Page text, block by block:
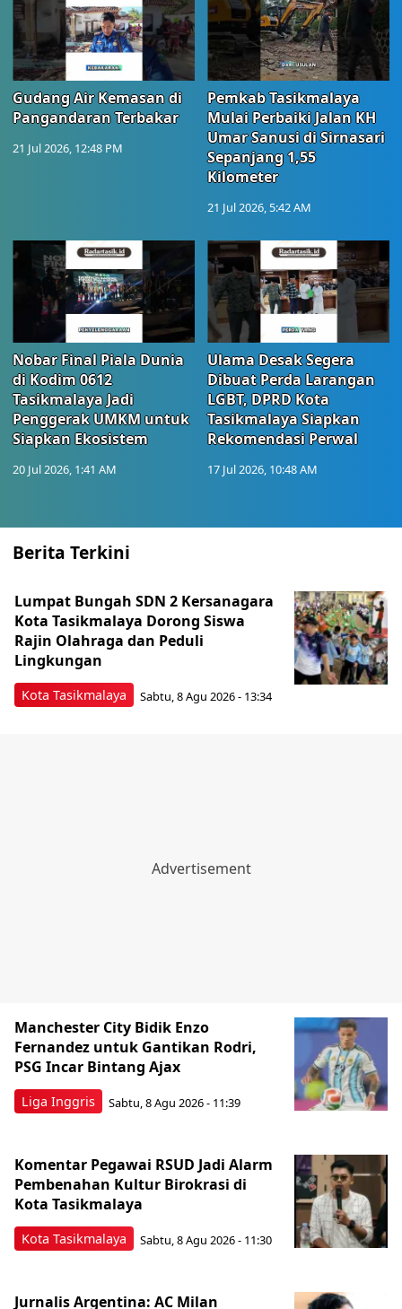
Gudang Air Kemasan di
Pangandaran Terbakar
21 Jul 2026, 12:48 PM
Pemkab Tasikmalaya
Mulai Perbaiki Jalan KH
Umar Sanusi di Sirnasari
Sepanjang 1,55
Kilometer
21 Jul 2026, 5:42 AM
Nobar Final Piala Dunia
di Kodim 0612
Tasikmalaya Jadi
Penggerak UMKM untuk
Siapkan Ekosistem
20 Jul 2026, 1:41 AM
Ulama Desak Segera
Dibuat Perda Larangan
LGBT, DPRD Kota
Tasikmalaya Siapkan
Rekomendasi Perwal
17 Jul 2026, 10:48 AM
Berita Terkini
Kota Tasikmalaya
Lumpat Bungah SDN 2 Kersanagara
Kota Tasikmalaya Dorong Siswa
Rajin Olahraga dan Peduli
Lingkungan
Sabtu, 8 Agu 2026 - 13:34
Liga Inggris
Manchester City Bidik Enzo
Fernandez untuk Gantikan Rodri,
PSG Incar Bintang Ajax
Sabtu, 8 Agu 2026 - 11:39
Kota Tasikmalaya
Komentar Pegawai RSUD Jadi Alarm
Pembenahan Kultur Birokrasi di
Kota Tasikmalaya
Sabtu, 8 Agu 2026 - 11:30
Jurnalis Argentina: AC Milan